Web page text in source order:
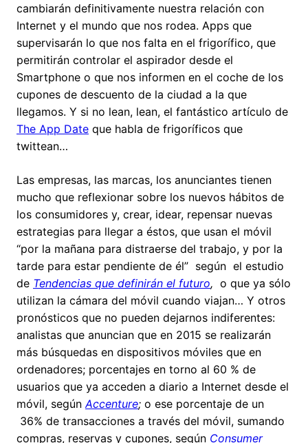
cambiarán definitivamente nuestra relación con
Internet y el mundo que nos rodea. Apps que
supervisarán lo que nos falta en el frigorífico, que
permitirán controlar el aspirador desde el
Smartphone o que nos informen en el coche de los
cupones de descuento de la ciudad a la que
llegamos. Y si no lean, lean, el fantástico artículo de
The App Date que habla de frigoríficos que
twittean…
Las empresas, las marcas, los anunciantes tienen
mucho que reflexionar sobre los nuevos hábitos de
los consumidores y, crear, idear, repensar nuevas
estrategias para llegar a éstos, que usan el móvil
“por la mañana para distraerse del trabajo, y por la
tarde para estar pendiente de él” según el estudio
de Tendencias que definirán el futuro, o que ya sólo
utilizan la cámara del móvil cuando viajan… Y otros
pronósticos que no pueden dejarnos indiferentes:
analistas que anuncian que en 2015 se realizarán
más búsquedas en dispositivos móviles que en
ordenadores; porcentajes en torno al 60 % de
usuarios que ya acceden a diario a Internet desde el
móvil, según Accenture; o ese porcentaje de un
36% de transacciones a través del móvil, sumando
compras, reservas y cupones, según Consumer